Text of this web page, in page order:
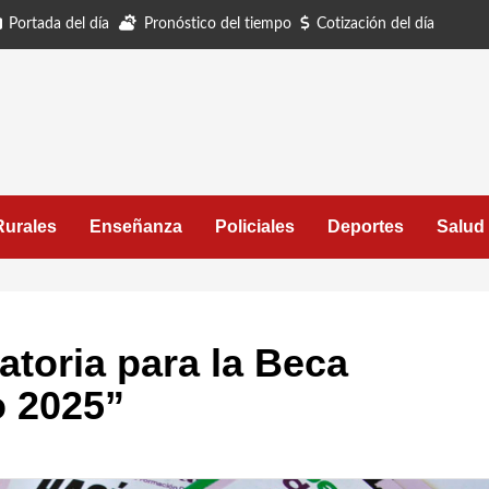
Portada del día Pronóstico del tiempo Cotización del día
Enseñanza Policiales Deportes Salud
para la Beca